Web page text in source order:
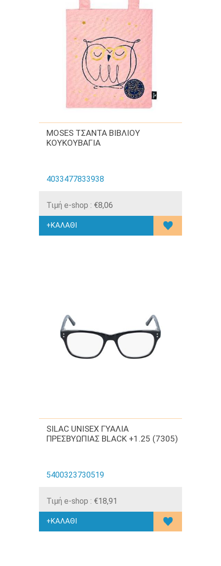
MOSES ΤΣΑΝΤΑ ΒΙΒΛΙΟΥ
ΚΟΥΚΟΥΒΑΓΙΑ
4033477833938
Τιμή e-shop : €8,06
SILAC UNISEX ΓΥΑΛΙΑ
ΠΡΕΣΒΥΩΠΙΑΣ BLACK +1.25 (7305)
5400323730519
Τιμή e-shop : €18,91